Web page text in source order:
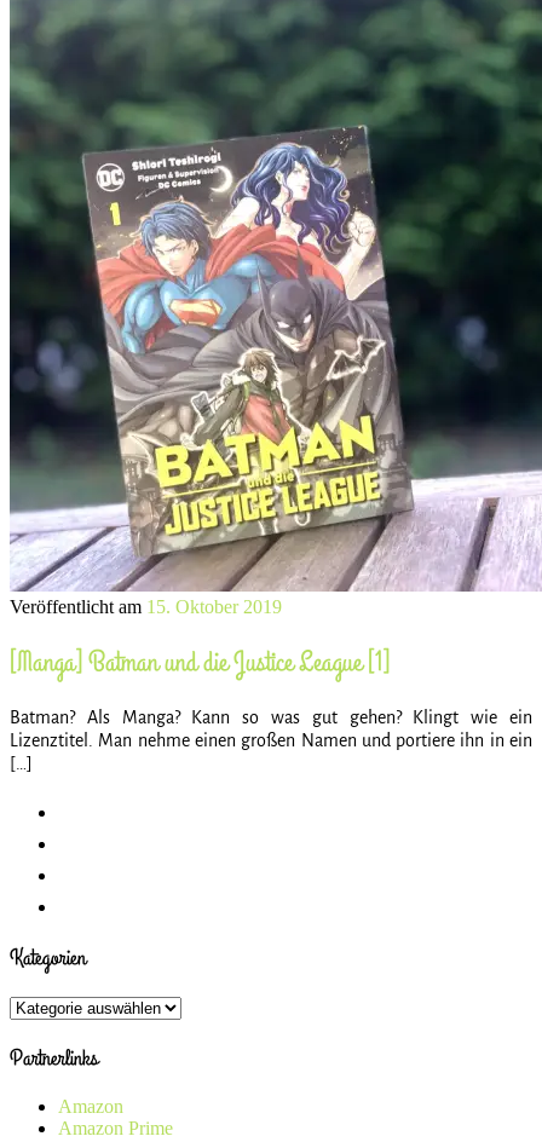
Veröffentlicht am 15. Oktober 2019
[Manga] Batman und die Justice League [1]
Batman? Als Manga? Kann so was gut gehen? Klingt wie ein
Lizenztitel. Man nehme einen großen Namen und portiere ihn in ein
[…]
Kategorien
Kategorien
Partnerlinks
Amazon
Amazon Prime